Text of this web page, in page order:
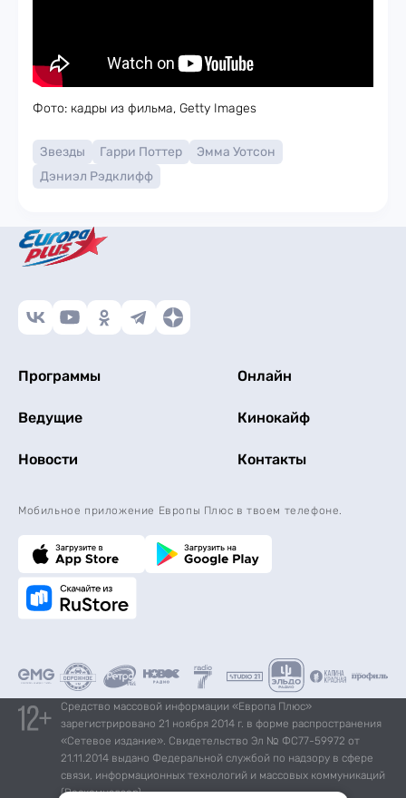
Фото: кадры из фильма, Getty Images
Звезды Гарри Поттер
Эмма Уотсон
Дэниэл Рэдклифф
Программы Онлайн
Ведущие Кинокайф
Новости Контакты
Мобильное приложение Европы Плюс в твоем телефоне.
Средство массовой информации «Европа Плюс»
зарегистрировано 21 ноября 2014 г. в форме распространения
«Сетевое издание». Свидетельство Эл № ФС77-59972 от
21.11.2014 выдано Федеральной службой по надзору в сфере
связи, информационных технологий и массовых коммуникаций
(Роскомнадзор).